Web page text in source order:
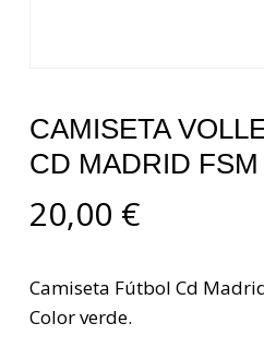
CAMISETA
CD MADRID FSM
20,00 €
Camiseta Fútbol Cd
Color verde.